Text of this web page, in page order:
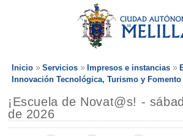
Inicio Servicios Impresos e instancias
Innovación Tecnológica, Turismo y Fomento
¡Escuela de Novat@s! -
de 2026